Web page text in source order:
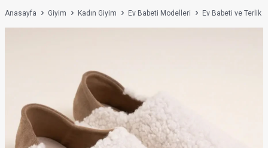
Anasayfa Giyim Kadın Giyim Ev Babeti Modelleri Ev Babeti ve Terlik